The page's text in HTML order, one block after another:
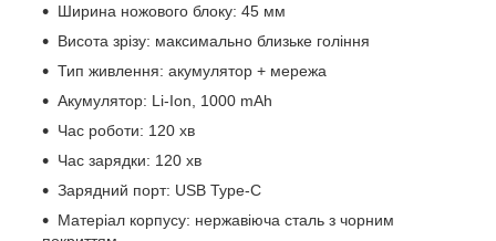
Ширина ножового блоку: 45 мм
Висота зрізу: максимально близьке гоління
Тип живлення: акумулятор + мережа
Акумулятор: Li-Ion, 1000 mAh
Час роботи: 120 хв
Час зарядки: 120 хв
Зарядний порт: USB Type-C
Матеріал корпусу: нержавіюча сталь з чорним